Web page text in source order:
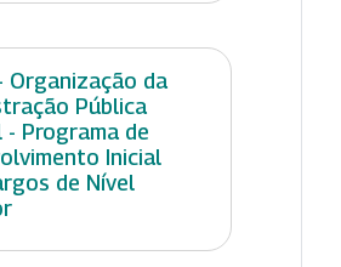
Organização da
Pública
- Programa de
Inicial
de Nível